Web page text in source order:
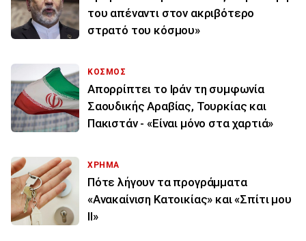
του απέναντι στον ακριβότερο
στρατό του κόσμου»
ΚΟΣΜΟΣ
Απορρίπτει το Ιράν τη συμφωνία
Σαουδικής Αραβίας, Τουρκίας και
Πακιστάν - «Είναι μόνο στα χαρτιά»
ΧΡΗΜΑ
Πότε λήγουν τα προγράμματα
«Ανακαίνιση Κατοικίας» και «Σπίτι μου
ΙΙ»